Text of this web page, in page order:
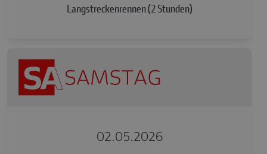
Langstreckenrennen (2 Stunden)
02.05.2026